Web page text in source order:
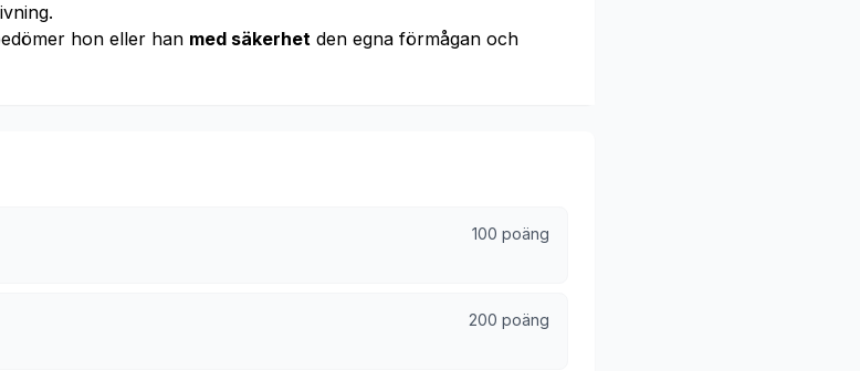
hon eller han med säkerhet den egna förmågan och
100 poäng
200 poäng